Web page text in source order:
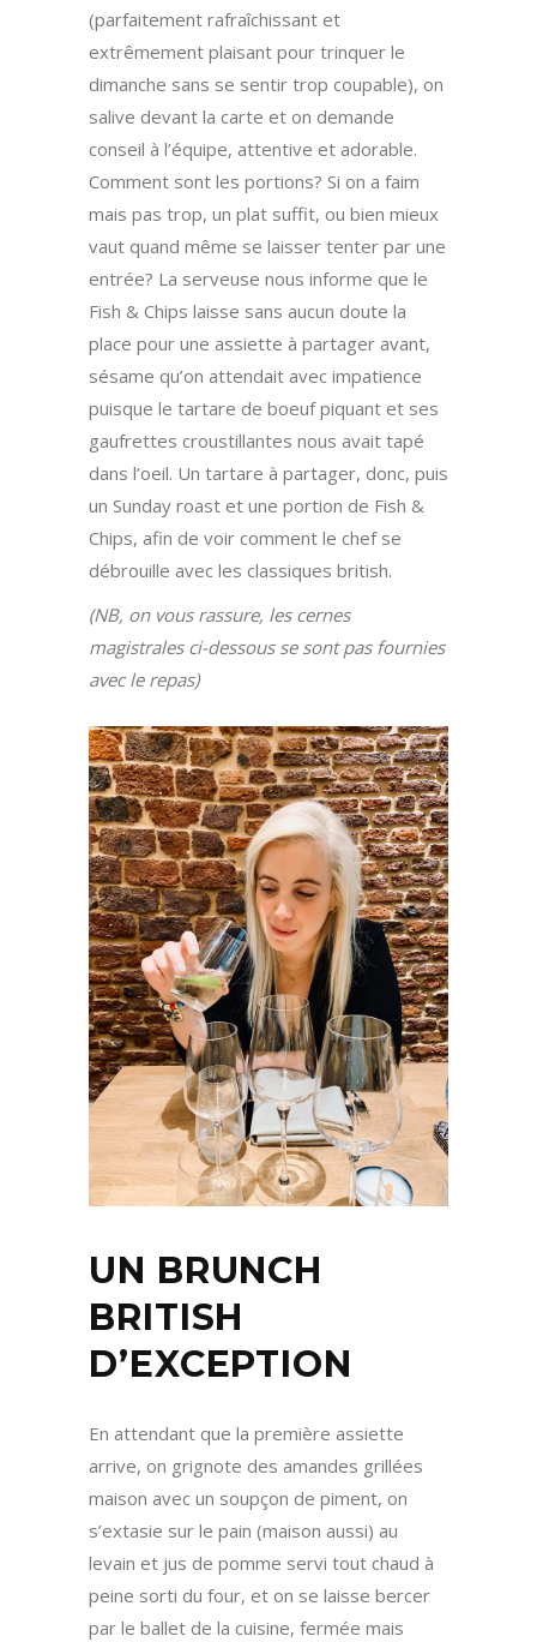
(parfaitement rafraîchissant et
extrêmement plaisant pour trinquer le
dimanche sans se sentir trop coupable), on
salive devant la carte et on demande
conseil à l’équipe, attentive et adorable.
Comment sont les portions? Si on a faim
mais pas trop, un plat suffit, ou bien mieux
vaut quand même se laisser tenter par une
entrée? La serveuse nous informe que le
Fish & Chips laisse sans aucun doute la
place pour une assiette à partager avant,
sésame qu’on attendait avec impatience
puisque le tartare de boeuf piquant et ses
gaufrettes croustillantes nous avait tapé
dans l’oeil. Un tartare à partager, donc, puis
un Sunday roast et une portion de Fish &
Chips, afin de voir comment le chef se
débrouille avec les classiques british.
(NB, on vous rassure, les cernes
magistrales ci-dessous se sont pas fournies
avec le repas)
UN BRUNCH
BRITISH
D’EXCEPTION
En attendant que la première assiette
arrive, on grignote des amandes grillées
maison avec un soupçon de piment, on
s’extasie sur le pain (maison aussi) au
levain et jus de pomme servi tout chaud à
peine sorti du four, et on se laisse bercer
par le ballet de la cuisine, fermée mais